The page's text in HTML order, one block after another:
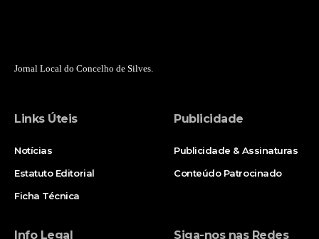
Jornal Local do Concelho de Silves.
Links Úteis
Notícias
Estatuto Editorial
Ficha Técnica
Publicidade
Publicidade & Assinaturas
Conteúdo Patrocinado
Info Legal Siga-nos nas Redes